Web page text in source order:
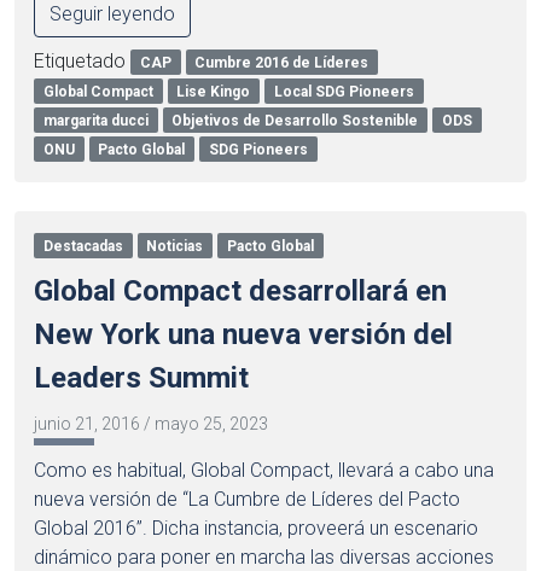
Seguir leyendo
Etiquetado CAP
Cumbre 2016 de Líderes
Global Compact
Lise Kingo
Local SDG Pioneers
margarita ducci
Objetivos de Desarrollo Sostenible
ODS
ONU
Pacto Global SDG Pioneers
Destacadas Noticias Pacto Global
Global Compact desarrollará en
New York una nueva versión del
Leaders Summit
junio 21, 2016 / mayo 25, 2023
Como es habitual, Global Compact, llevará a cabo una
nueva versión de “La Cumbre de Líderes del Pacto
Global 2016”. Dicha instancia, proveerá un escenario
dinámico para poner en marcha las diversas acciones